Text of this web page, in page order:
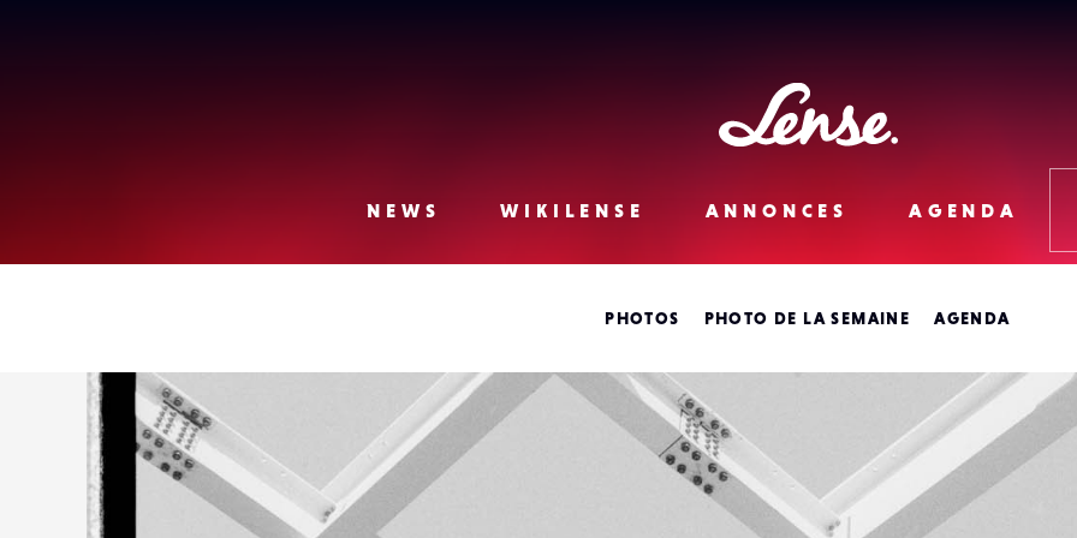
Lense
NEWS WIKILENSE ANNONCES AGENDA
PHOTOS PHOTO DE LA SEMAINE AGENDA